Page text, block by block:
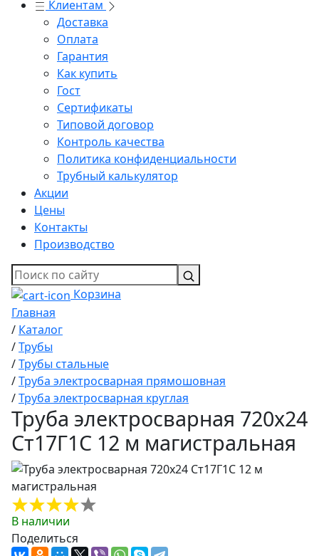
Клиентам
Доставка
Оплата
Гарантия
Как купить
Гост
Сертификаты
Типовой договор
Контроль качества
Политика конфиденциальности
Трубный калькулятор
Акции
Цены
Контакты
Производство
Корзина
Главная
/ Каталог
/Трубы
/Трубы стальные
/Труба электросварная прямошовная
/Труба электросварная круглая
Труба электросварная 720х24
Ст17Г1С 12 м магистральная
В наличии
Поделиться